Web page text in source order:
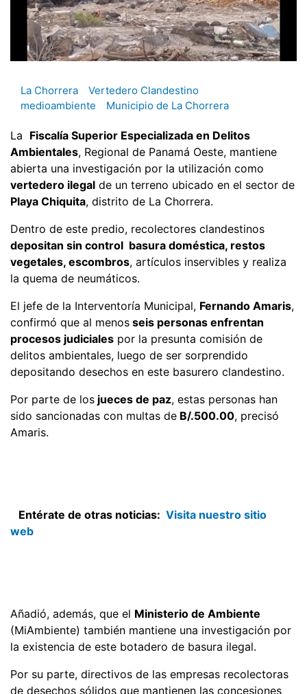
La Chorrera
Vertedero Clandestino
medioambiente
Municipio de La Chorrera
La Fiscalía Superior Especializada en Delitos
Ambientales, Regional de Panamá Oeste, mantiene
abierta una investigación por la utilización como
vertedero ilegal de un terreno ubicado en el sector de
Playa Chiquita, distrito de La Chorrera.
Dentro de este predio, recolectores clandestinos
depositan sin control basura doméstica, restos
vegetales, escombros, artículos inservibles y realiza
la quema de neumáticos.
El jefe de la Interventoría Municipal, Fernando Amaris,
confirmó que al menos seis personas enfrentan
procesos judiciales por la presunta comisión de
delitos ambientales, luego de ser sorprendido
depositando desechos en este basurero clandestino.
Por parte de los jueces de paz, estas personas han
sido sancionadas con multas de B/.500.00, precisó
Amaris.
Entérate de otras noticias: Visita nuestro sitio
web
Añadió, además, que el Ministerio de Ambiente
(MiAmbiente) también mantiene una investigación por
la existencia de este botadero de basura ilegal.
Por su parte, directivos de las empresas recolectoras
de desechos sólidos que mantienen las concesiones